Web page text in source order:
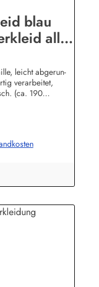
blau
alle
leicht abgerun-
verarbeitet,
(ca. 190